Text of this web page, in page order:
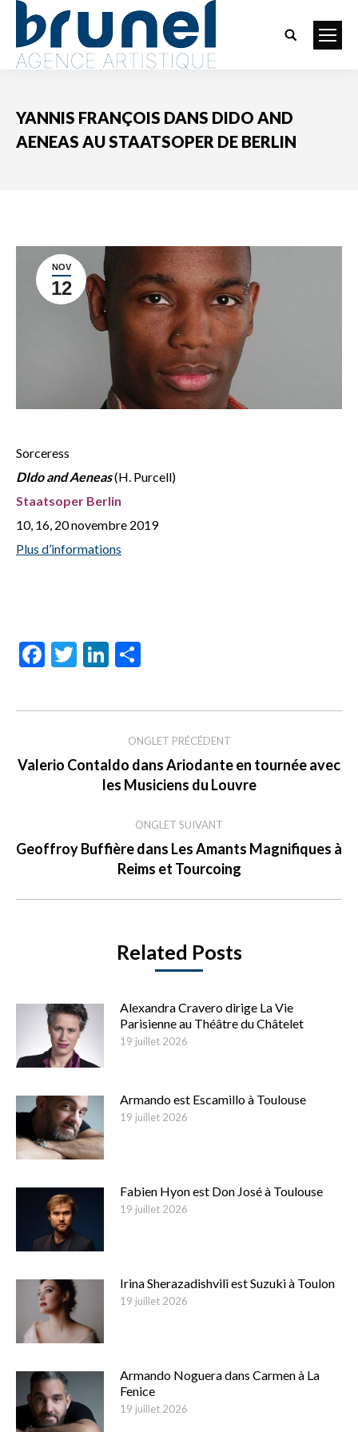
Search:
YANNIS FRANÇOIS DANS DIDO AND
AENEAS AU STAATSOPER DE BERLIN
NOV
12
Sorceress
DIdo and Aeneas(H. Purcell)
Staatsoper Berlin
10, 16, 20 novembre 2019
Plus d’informations
Facebook
TwitterLinkedIn
de
commentaire
ONGLET PRÉCÉDENT
Onglet
précédent
Valerio Contaldo dans Ariodante en tournée avec
les Musiciens du Louvre
ONGLET SUIVANT
Onglet
suivant
Geoffroy Buffière dans Les Amants Magnifiques à
Reims et Tourcoing
Related Posts
Alexandra Cravero dirige La Vie
Parisienne au Théâtre du Châtelet
19 juillet 2026
Armando est Escamillo à Toulouse
19 juillet 2026
Fabien Hyon est Don José à Toulouse
19 juillet 2026
Irina Sherazadishvili est Suzuki à Toulon
19 juillet 2026
Armando Noguera dans Carmen à La
Fenice
19 juillet 2026